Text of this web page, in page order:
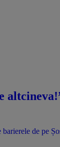
de pe